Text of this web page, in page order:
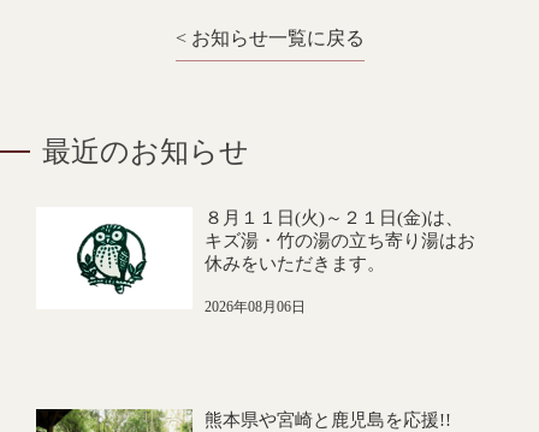
< お知らせ一覧に戻る
最近のお知らせ
８月１１日(火)～２１日(金)は、
キズ湯・竹の湯の立ち寄り湯はお
休みをいただきます。
2026年08月06日
熊本県や宮崎と鹿児島を応援!!